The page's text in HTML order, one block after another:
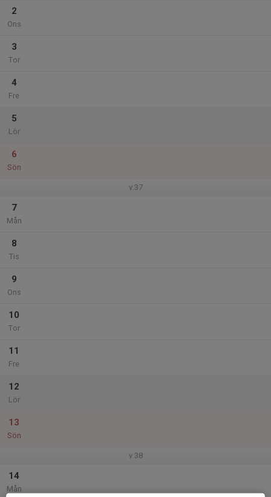
2
Ons
3
Tor
4
Fre
5
Lör
6
Sön
v.37
7
Mån
8
Tis
9
Ons
10
Tor
11
Fre
12
Lör
13
Sön
v.38
14
Mån